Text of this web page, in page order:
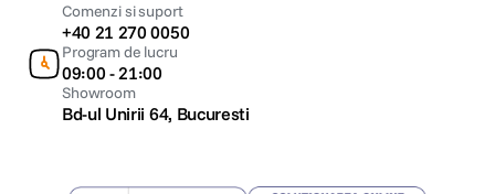
Comenzi si suport
+40 21 270 0050
Program de lucru
09:00 - 21:00
Showroom
Bd-ul Unirii 64, Bucuresti